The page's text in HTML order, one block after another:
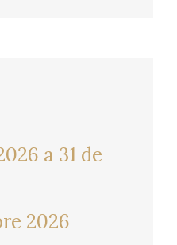
a 31 de
2026